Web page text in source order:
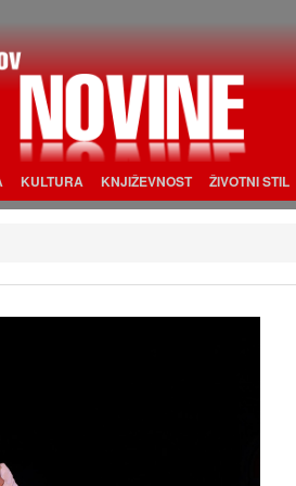
KULTURA KNJIŽEVNOST ŽIVOTNI STIL